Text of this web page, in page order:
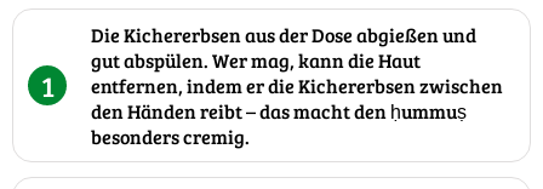
1
Die Kichererbsen aus der Dose abgießen und
gut abspülen. Wer mag, kann die Haut
entfernen, indem er die Kichererbsen zwischen
den Händen reibt – das macht den ḥummuṣ
besonders cremig.